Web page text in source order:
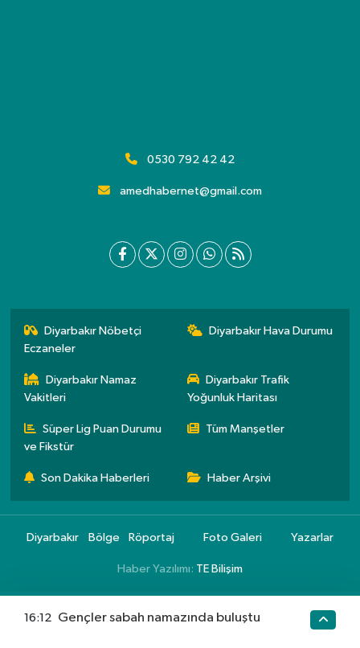
0530 792 42 42
amedhabernet@gmail.com
Diyarbakır Nöbetçi
Eczaneler
Diyarbakır Hava Durumu
Diyarbakır Namaz
Vakitleri
Diyarbakır Trafik
Yoğunluk Haritası
Süper Lig Puan Durumu
ve Fikstür
Tüm Manşetler
Son Dakika Haberleri Haber Arşivi
Diyarbakır Bölge Röportaj Foto Galeri Yazarlar
Haber Yazılımı: TE Bilişim
16:12 Gençler sabah namazında buluştu